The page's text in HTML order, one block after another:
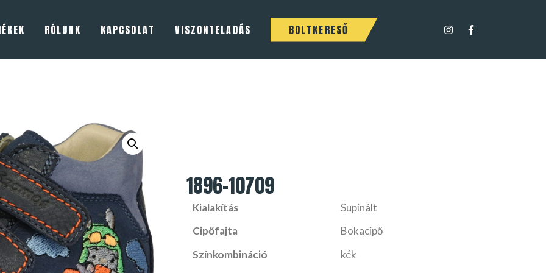
RÓLUNK KAPCSOLAT VISZONTELADÁS BOLTKERESŐ
1896-10709
Kialakítás
Supinált
Cipőfajta
Bokacipő
Színkombináció
kék